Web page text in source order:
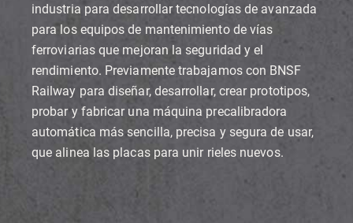
industria para desarrollar tecnologías de avanzada
para los equipos de mantenimiento de vías
ferroviarias que mejoran la seguridad y el
rendimiento. Previamente trabajamos con BNSF
Railway para diseñar, desarrollar, crear prototipos,
probar y fabricar una máquina precalibradora
automática más sencilla, precisa y segura de usar,
que alinea las placas para unir rieles nuevos.